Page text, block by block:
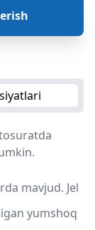
mavjud. Jel
yumshoq